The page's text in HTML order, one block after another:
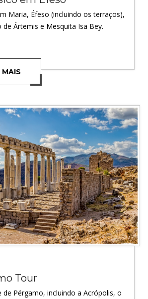
Maria, Éfeso (incluindo os terraços),
Ártemis e Mesquita Isa Bey.
MAIS
Tour
Pérgamo, incluindo a Acrópolis, o